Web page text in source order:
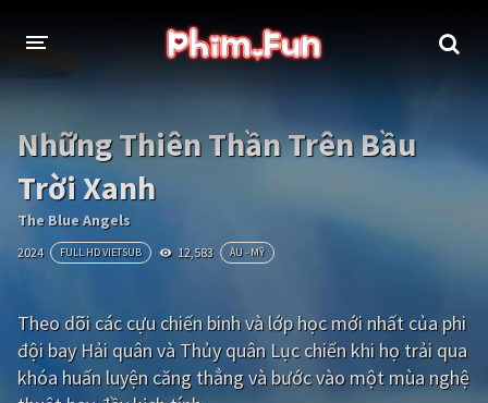
THỂ LOẠI
Thần thoại - Cổ trang
Tâm lý
Võ thuật - Kiếm hiệp Nhạc kịch
Phiêu lưu Hài hước
Viễn tưởng Khoa học - Tài liệu
Những Thiên Thần Trên Bầu
Trời Xanh
The Blue Angels
2024 FULL HD VIETSUB 12,583 ÂU - MỸ
Theo dõi các cựu chiến binh và lớp học mới nhất của phi
đội bay Hải quân và Thủy quân Lục chiến khi họ trải qua
khóa huấn luyện căng thẳng và bước vào một mùa nghệ